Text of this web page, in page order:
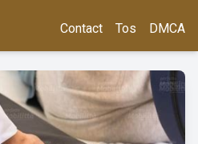
Contact Tos DMCA